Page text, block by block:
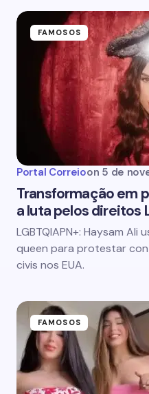
FAMOSOS
Portal Correioon 5 de
Transformação em
a luta pelos direitos
LGBTQIAPN+: Haysam
queen para protestar
civis nos EUA.
FAMOSOS